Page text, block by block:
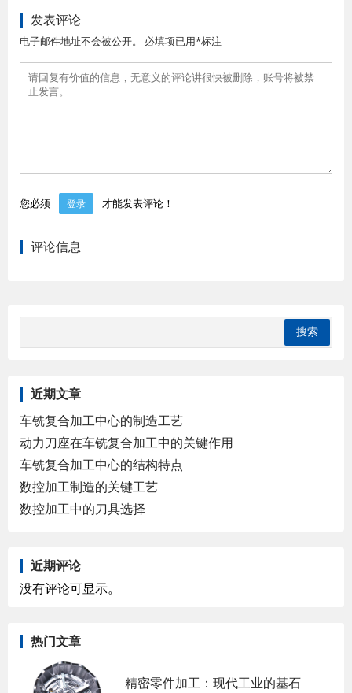
发表评论
电子邮件地址不会被公开。 必填项已用*标注
您必须 登录 才能发表评论！
评论信息
近期文章
车铣复合加工中心的制造工艺
动力刀座在车铣复合加工中的关键作用
车铣复合加工中心的结构特点
数控加工制造的关键工艺
数控加工中的刀具选择
近期评论
没有评论可显示。
热门文章
精密零件加工：现代工业的基石